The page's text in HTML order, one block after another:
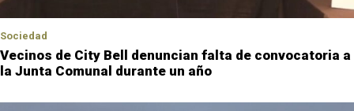
Sociedad
Vecinos de City Bell denuncian falta de convocatoria a
la Junta Comunal durante un año